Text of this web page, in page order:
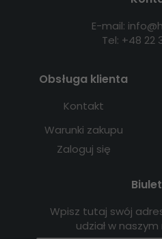
E-mail:
Tel: +48 22
Obsługa klienta
Kontakt
Warunki zakupu
Zaloguj się
Wpisz tutaj swój
udział w